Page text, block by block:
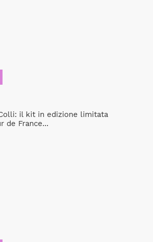
il kit in edizione limitata
de France...